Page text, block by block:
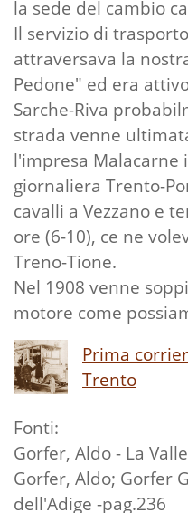
la sede del cambio
Il servizio di
attraversava la
Pedone" ed era
Sarche-Riva
strada venne
l'impresa Malacarne
giornaliera Trento-
cavalli a Vezzano e
ore (6-10), ce ne
Treno-Tione.
Nel 1908 venne
motore come
Prima
Trento
Fonti:
Gorfer, Aldo - La
Gorfer, Aldo; Gorfer
dell'Adige -pag.236